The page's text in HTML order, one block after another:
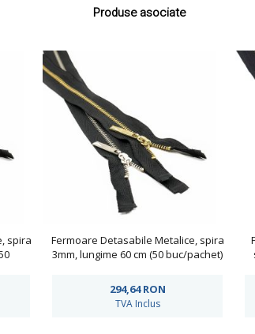
Produse asociate
spira
Fermoare Detasabile Metalice, spira
3mm, lungime 60 cm (50 buc/pachet)
294,64RON
TVA Inclus